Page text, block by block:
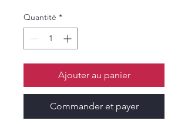
Quantité *
Ajouter au panier
Commander et payer